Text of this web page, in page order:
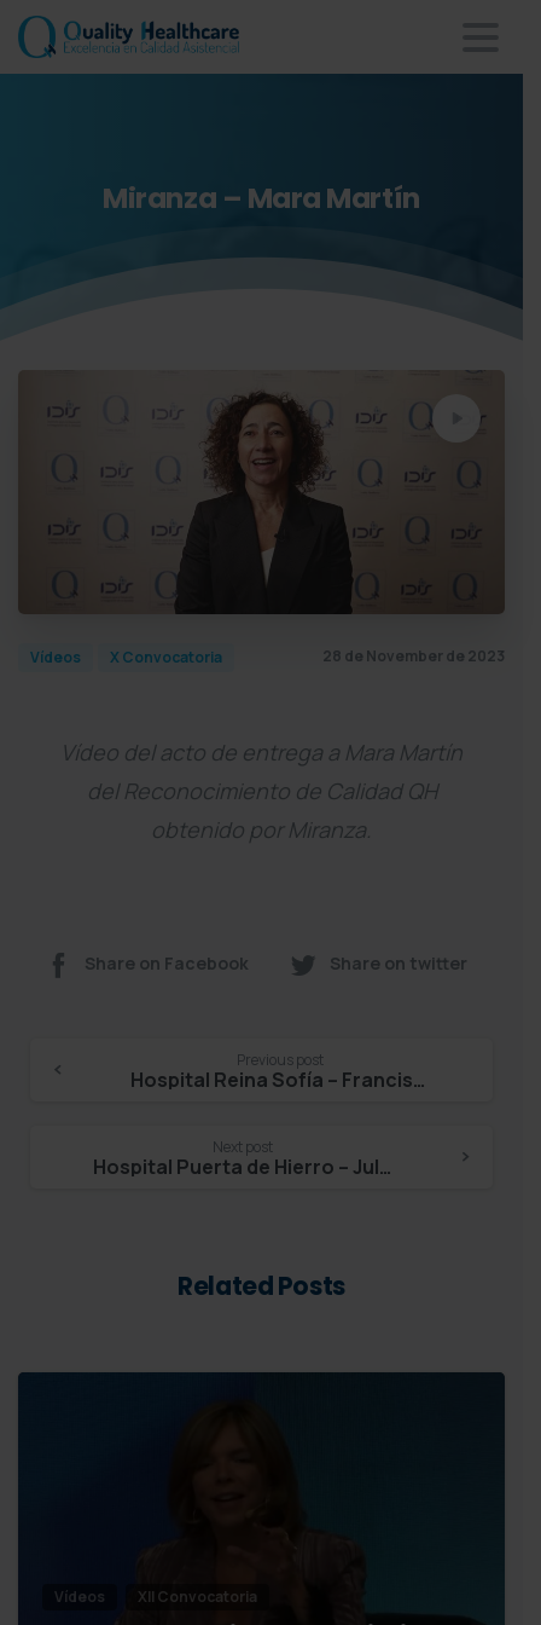
Miranza – MaraMartín
Vídeos X Convocatoria 28 de November de 2023
Vídeo del acto de entrega a Mara Martín
del Reconocimiento de Calidad QH
obtenido por Miranza.
Share on Facebook Share on twitter
Continue
Reading
Previous post
Hospital Reina Sofía – Francisco de Asís-Triviño
Next post
Hospital Puerta de Hierro – Julio García Pondal
Related Posts
Vídeos XII Convocatoria